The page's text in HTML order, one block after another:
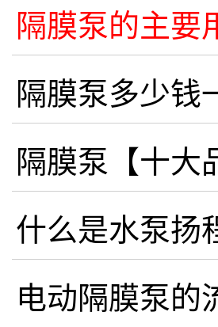
隔膜泵的主要
隔膜泵多少钱
隔膜泵【十大
什么是水泵扬
电动隔膜泵的